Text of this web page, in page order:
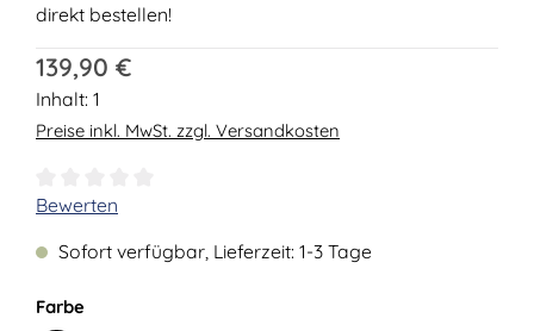
direkt bestellen!
Regulärer Preis:
139,90 €
Inhalt: 1
Preise inkl. MwSt. zzgl. Versandkosten
Durchschnittliche Bewertung von 0 von 5 Sternen
Bewerten
Sofort verfügbar, Lieferzeit: 1-3 Tage
Farbeauswählen